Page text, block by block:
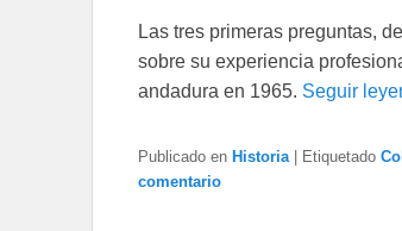
Las tres primeras preguntas,
sobre su experiencia
andadura en 1965. Seguir
Publicado en Historia | Etiquetado
comentario